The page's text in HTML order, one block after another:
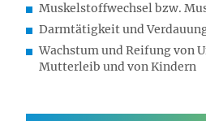
Muskelstoffwechsel bzw.
Darmtätigkeit und
Wachstum und Reifung von
Mutterleib und von Kindern